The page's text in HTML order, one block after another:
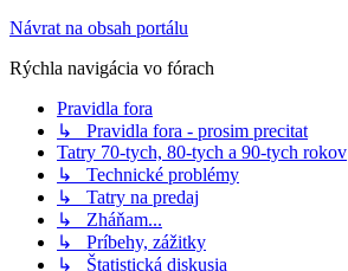
Návrat na obsah portálu
Rýchla navigácia vo fórach
Pravidla fora
↳ Pravidla fora - prosim precitat
Tatry 70-tych, 80-tych a 90-tych rokov
↳ Technické problémy
↳ Tatry na predaj
↳ Zháňam...
↳ Príbehy, zážitky
↳ Štatistická diskusia